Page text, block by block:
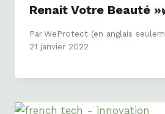
Renait Votre Beauté
ParWeProtect (en anglais
21 janvier 2022